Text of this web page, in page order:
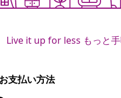
Live it up for less もっと手
支払い方法